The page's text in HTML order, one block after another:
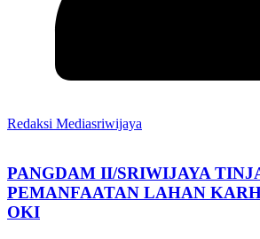
Redaksi Mediasriwijaya
PANGDAM II/SRIWIJAYA
PEMANFAATAN LAHAN
OKI